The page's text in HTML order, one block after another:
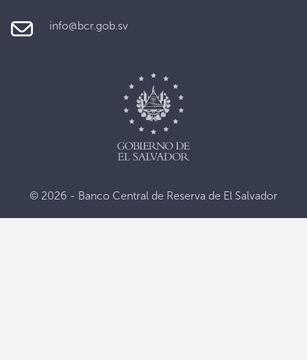
info@bcr.gob.sv
© 2026 - Banco Central de Reserva de El Salvador